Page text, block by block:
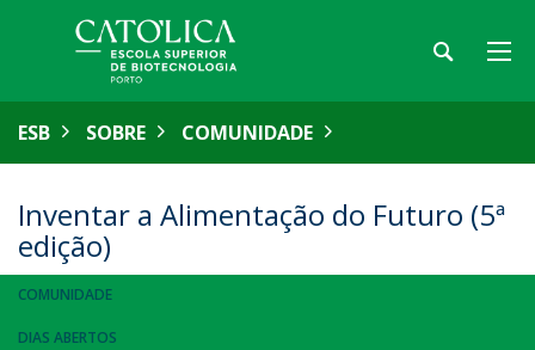
ESB SOBRE COMUNIDADE
Inventar a Alimentação do Futuro (5ª
edição)
COMUNIDADE
DIAS ABERTOS